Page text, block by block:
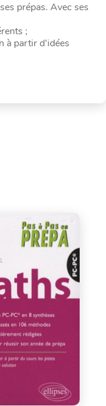
prépas. Avec ses
;
à partir d’idées